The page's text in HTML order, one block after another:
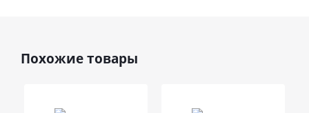
Похожие товары